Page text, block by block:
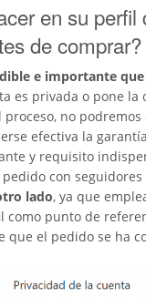
en su perfil
de comprar?
e importante
es privada o pone la
no
efectiva la
y requisito
con seguidores
lado, ya que
como punto de
que el pedido se ha